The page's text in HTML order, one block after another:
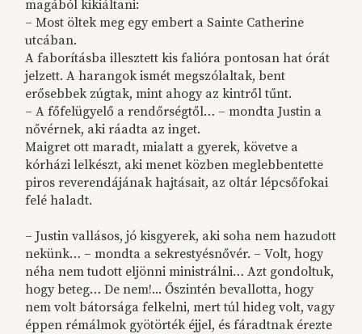
magából kikiáltani:
– Most öltek meg egy embert a Sainte Catherine
utcában.
A faborításba illesztett kis falióra pontosan hat órát
jelzett. A harangok ismét megszólaltak, bent
erősebbek zúgtak, mint ahogy az kintről tűnt.
– A főfelügyelő a rendőrségtől… – mondta Justin a
nővérnek, aki ráadta az inget.
Maigret ott maradt, mialatt a gyerek, követve a
kórházi lelkészt, aki menet közben meglebbentette
piros reverendájának hajtásait, az oltár lépcsőfokai
felé haladt.
– Justin vallásos, jó kisgyerek, aki soha nem hazudott
nekünk… – mondta a sekrestyésnővér. – Volt, hogy
néha nem tudott eljönni ministrálni… Azt gondoltuk,
hogy beteg… De nem!... Őszintén bevallotta, hogy
nem volt bátorsága felkelni, mert túl hideg volt, vagy
éppen rémálmok gyötörték éjjel, és fáradtnak érezte